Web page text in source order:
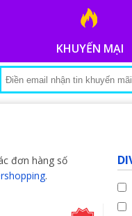
KHUYẾN MẠI
đơn hàng số
.